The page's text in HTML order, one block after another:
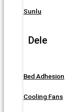
Sunlu
Dele
Bed Adhesion
Cooling Fans